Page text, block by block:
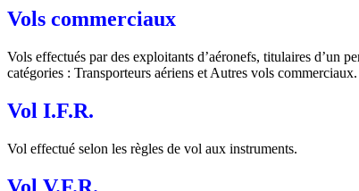
Vols commerciaux
Vols effectués par des exploitants d’aéronefs, titulaires d’un
catégories : Transporteurs aériens et Autres vols commerciaux.
Vol I.F.R.
Vol effectué selon les règles de vol aux instruments.